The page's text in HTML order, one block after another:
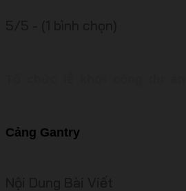
Cảng Gantry